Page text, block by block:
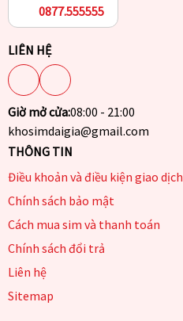
0877.555555
LIÊN HỆ
Giờ mở cửa:08:00 - 21:00
khosimdaigia@gmail.com
THÔNG TIN
Điều khoản và điều kiện giao dịch
Chính sách bảo mật
Cách mua sim và thanh toán
Chính sách đổi trả
Liên hệ
Sitemap